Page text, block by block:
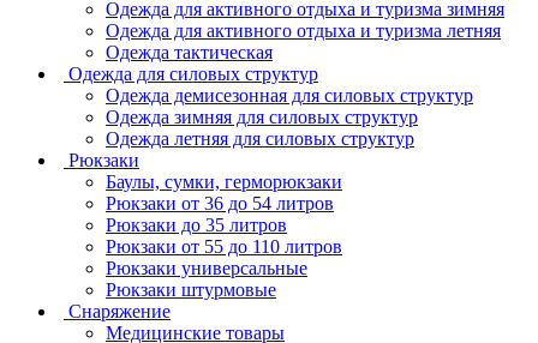
Одежда для активного отдыха и туризма зимняя
Одежда для активного отдыха и туризма летняя
Одежда тактическая
Одежда для силовых структур
Одежда демисезонная для силовых структур
Одежда зимняя для силовых структур
Одежда летняя для силовых структур
Рюкзаки
Баулы, сумки, герморюкзаки
Рюкзаки от 36 до 54 литров
Рюкзаки до 35 литров
Рюкзаки от 55 до 110 литров
Рюкзаки универсальные
Рюкзаки штурмовые
Снаряжение
Медицинские товары